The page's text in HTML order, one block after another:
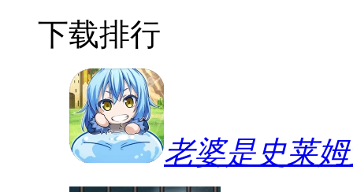
下载排行
老婆是史莱